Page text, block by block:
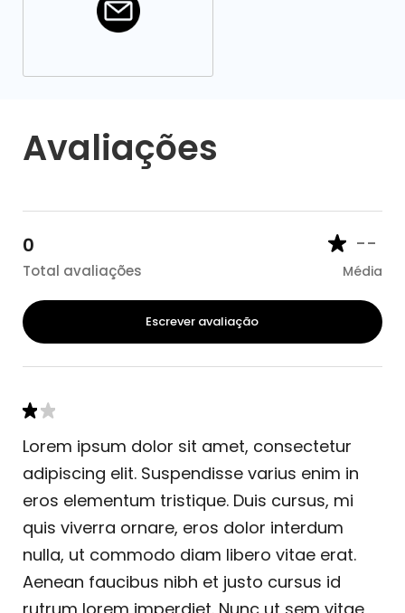
Avaliações
0
Total avaliações
--
Média
Escrever avaliação
Lorem ipsum dolor sit amet, consectetur
adipiscing elit. Suspendisse varius enim in
eros elementum tristique. Duis cursus, mi
quis viverra ornare, eros dolor interdum
nulla, ut commodo diam libero vitae erat.
Aenean faucibus nibh et justo cursus id